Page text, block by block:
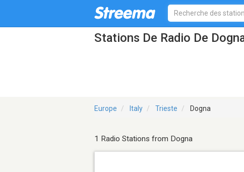
Stations De Radio De
Europe Italy Trieste Dogna
1 Radio Stations from Dogna